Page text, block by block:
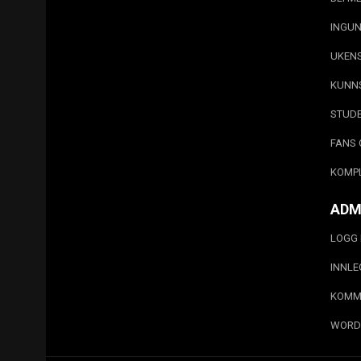
FANS
LOGG